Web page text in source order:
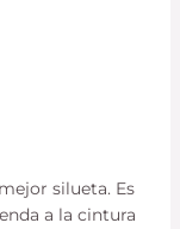
silueta. Es
a la cintura